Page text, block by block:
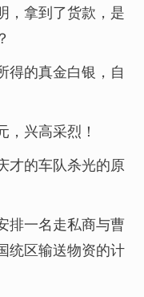
，拿到了货款，是
得的真金白银，自
兴高采烈！
才的车队杀光的原
排一名走私商与曹
统区输送物资的计